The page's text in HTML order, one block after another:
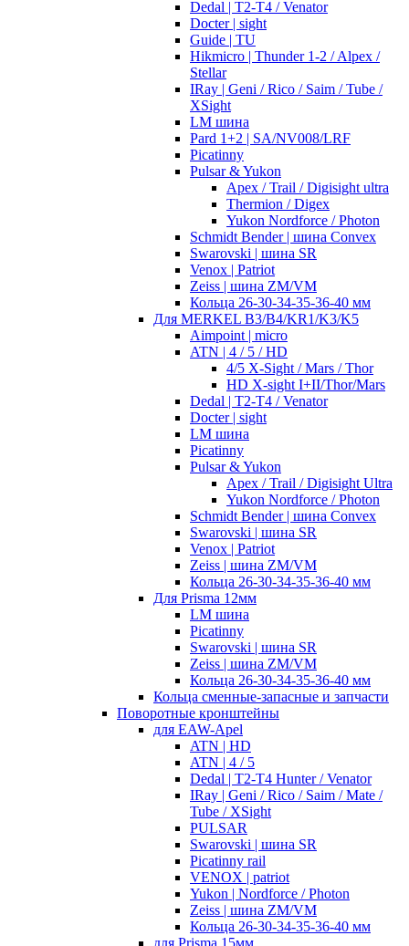
Dedal | T2-T4 / Venator
Docter | sight
Guide | TU
Hikmicro | Thunder 1-2 / Alpex /
Stellar
IRay | Geni / Rico / Saim / Tube /
XSight
LM шина
Pard 1+2 | SA/NV008/LRF
Picatinny
Pulsar & Yukon
Apex / Trail / Digisight ultra
Thermion / Digex
Yukon Nordforce / Photon
Schmidt Bender | шина Convex
Swarovski | шина SR
Venox | Patriot
Zeiss | шина ZM/VM
Кольца 26-30-34-35-36-40 мм
Для MERKEL B3/B4/KR1/K3/K5
Aimpoint | micro
ATN | 4 / 5 / HD
4/5 X-Sight / Mars / Thor
HD X-sight I+II/Thor/Mars
Dedal | T2-T4 / Venator
Docter | sight
LM шина
Picatinny
Pulsar & Yukon
Apex / Trail / Digisight Ultra
Yukon Nordforce / Photon
Schmidt Bender | шина Convex
Swarovski | шина SR
Venox | Patriot
Zeiss | шина ZM/VM
Кольца 26-30-34-35-36-40 мм
Для Prisma 12мм
LM шина
Picatinny
Swarovski | шина SR
Zeiss | шина ZM/VM
Кольца 26-30-34-35-36-40 мм
Кольца сменные-запасные и запчасти
Поворотные кронштейны
для EAW-Apel
ATN | HD
ATN | 4 / 5
Dedal | T2-T4 Hunter / Venator
IRay | Geni / Rico / Saim / Mate /
Tube / XSight
PULSAR
Swarovski | шина SR
Picatinny rail
VENOX | patriot
Yukon | Nordforce / Photon
Zeiss | шина ZM/VM
Кольца 26-30-34-35-36-40 мм
для Prisma 15мм